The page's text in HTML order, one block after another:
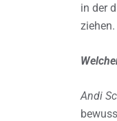
in der
Andi